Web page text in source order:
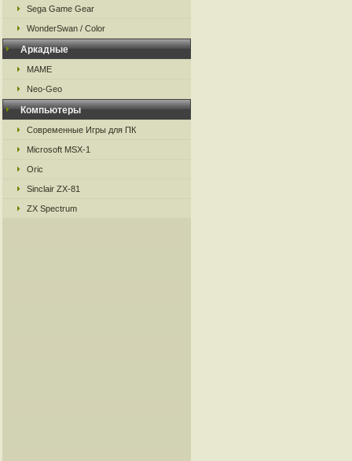
Sega Game Gear
WonderSwan / Color
Аркадные
MAME
Neo-Geo
Компьютеры
Современные Игры для ПК
Microsoft MSX-1
Oric
Sinclair ZX-81
ZX Spectrum